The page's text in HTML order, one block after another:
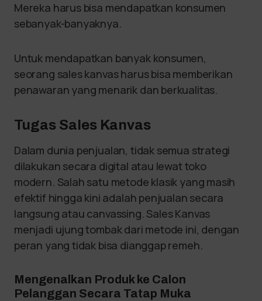
Mereka harus bisa mendapatkan konsumen
sebanyak-banyaknya.
Untuk mendapatkan banyak konsumen,
seorang sales kanvas harus bisa memberikan
penawaran yang menarik dan berkualitas.
Tugas Sales Kanvas
Dalam dunia penjualan, tidak semua strategi
dilakukan secara digital atau lewat toko
modern. Salah satu metode klasik yang masih
efektif hingga kini adalah penjualan secara
langsung atau canvassing. Sales Kanvas
menjadi ujung tombak dari metode ini, dengan
peran yang tidak bisa dianggap remeh.
Mengenalkan Produk ke Calon
Pelanggan Secara Tatap Muka